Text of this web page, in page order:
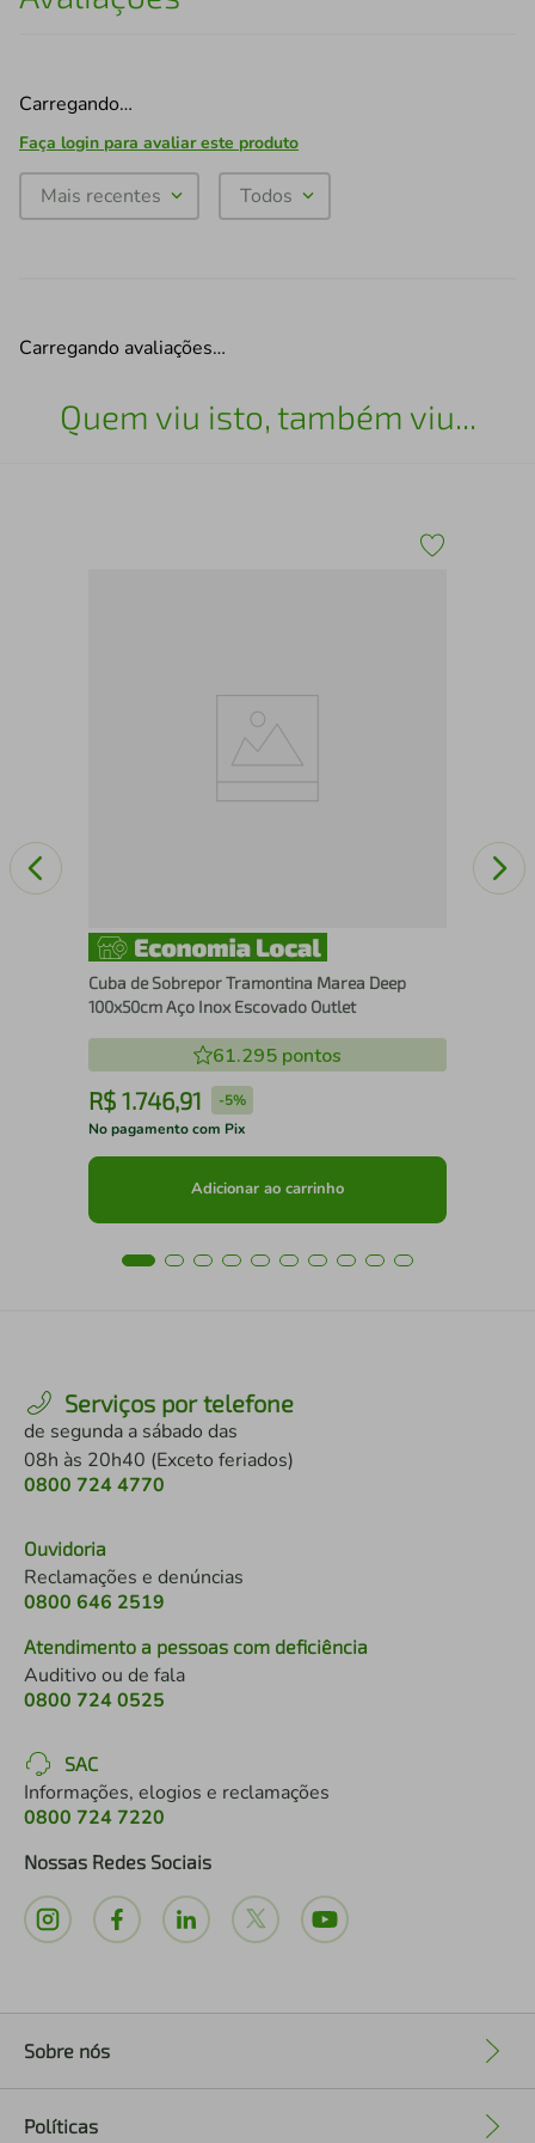
Carregando…
Faça login para avaliar este produto
Mais recentes Todos
Carregando avaliações…
Quem viu isto, também viu...
Cuba de Sobrepor Tramontina Marea Deep
100x50cm Aço Inox Escovado Outlet
61.295 pontos
R$ 1.746,91 -5%
No pagamento com Pix
Adicionar ao carrinho
Serviços por telefone
de segunda a sábado das
08h às 20h40 (Exceto feriados)
0800 724 4770
Ouvidoria
Reclamações e denúncias
0800 646 2519
Atendimento a pessoas com deficiência
Auditivo ou de fala
0800 724 0525
SAC
Informações, elogios e reclamações
0800 724 7220
Nossas Redes Sociais
Sobre nós
Políticas